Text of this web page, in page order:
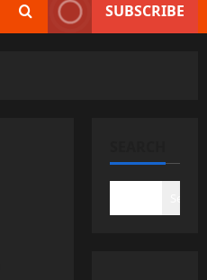
SUBSCRIBE